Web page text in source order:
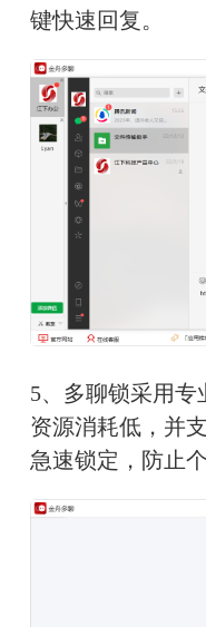
键快速回复。
5、多聊锁采用专
资源消耗低，并
急速锁定，防止